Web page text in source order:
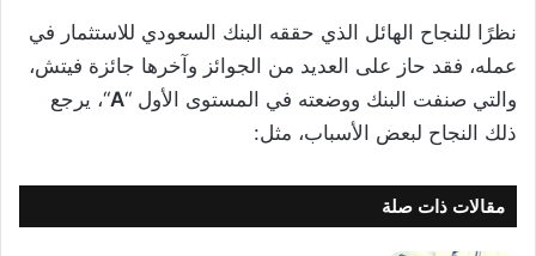
نظرًا للنجاح الهائل الذي حققه البنك السعودي للاستثمار في
عمله، فقد حاز على العديد من الجوائز وآخرها جائزة فيتش،
والتي صنفت البنك ووضعته في المستوى الأول “A“، يرجع
ذلك النجاح لبعض الأسباب، مثل:
مقالات ذات صلة